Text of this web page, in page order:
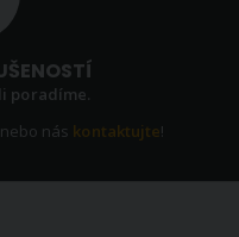
poradíme.
nebo nás kontaktujte!